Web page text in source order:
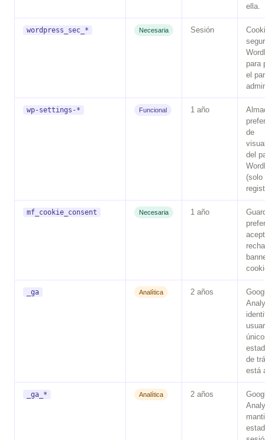
ella.
wordpress_sec_* Necesaria Sesión
para
el
wp-settings-* Funcional 1 año
de
del
(solo
mf_cookie_consent Necesaria 1 año
_ga Analítica 2 años
de
está
_ga_* Analítica 2 años